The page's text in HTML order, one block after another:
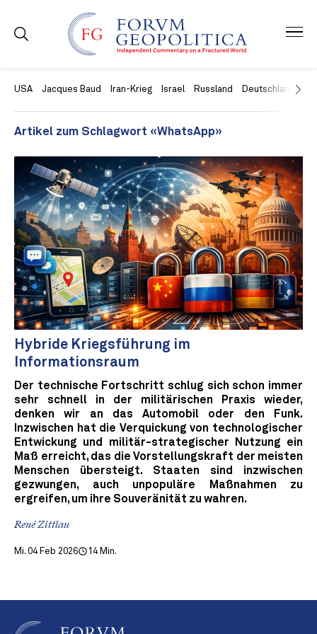
USA Jacques Baud Iran-Krieg Israel Russland Deutschland
Artikel zum Schlagwort «WhatsApp»
Hybride Kriegsführung im
Informationsraum
Der technische Fortschritt schlug sich schon immer
sehr schnell in der militärischen Praxis wieder,
denken wir an das Automobil oder den Funk.
Inzwischen hat die Verquickung von technologischer
Entwickung und militär-strategischer Nutzung ein
Maß erreicht, das die Vorstellungskraft der meisten
Menschen übersteigt. Staaten sind inzwischen
gezwungen, auch unpopuläre Maßnahmen zu
ergreifen, um ihre Souveränität zu wahren.
René Zittlau
Mi. 04 Feb 2026 14 Min.